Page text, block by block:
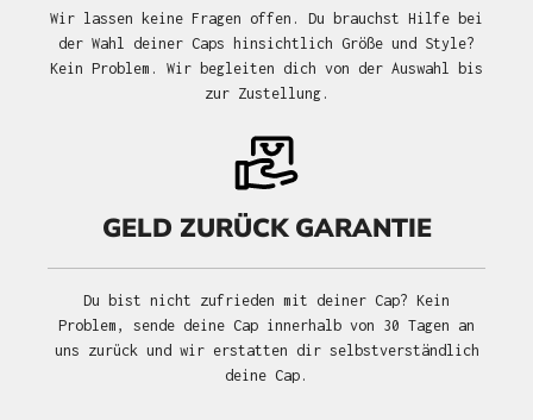
Wir lassen keine Fragen offen. Du brauchst Hilfe bei
der Wahl deiner Caps hinsichtlich Größe und Style?
Kein Problem. Wir begleiten dich von der Auswahl bis
zur Zustellung.
GELD ZURÜCK GARANTIE
Du bist nicht zufrieden mit deiner Cap? Kein
Problem, sende deine Cap innerhalb von 30 Tagen an
uns zurück und wir erstatten dir selbstverständlich
deine Cap.